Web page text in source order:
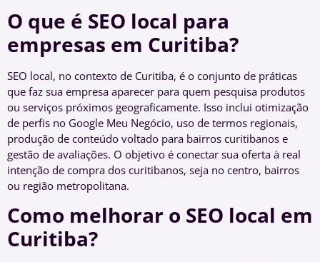
O que é SEO local para
empresas em Curitiba?
SEO local, no contexto de Curitiba, é o conjunto de práticas
que faz sua empresa aparecer para quem pesquisa produtos
ou serviços próximos geograficamente. Isso inclui otimização
de perfis no Google Meu Negócio, uso de termos regionais,
produção de conteúdo voltado para bairros curitibanos e
gestão de avaliações. O objetivo é conectar sua oferta à real
intenção de compra dos curitibanos, seja no centro, bairros
ou região metropolitana.
Como melhorar o SEO local em
Curitiba?